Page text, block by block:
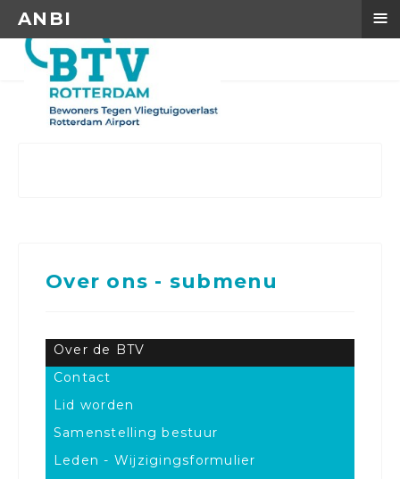
Over ons - submenu
Over de BTV
Contact
Lid worden
Samenstelling bestuur
Leden - Wijzigingsformulier
ANBI ≡